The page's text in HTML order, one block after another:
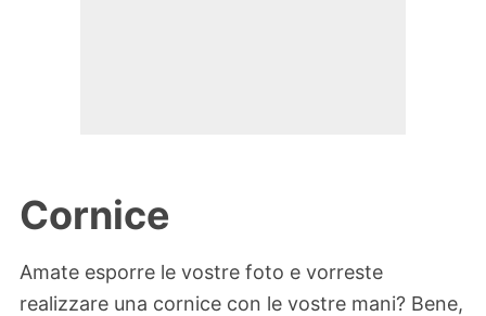
Cornice
Amate esporre le vostre foto e vorreste
realizzare una cornice con le vostre mani? Bene,